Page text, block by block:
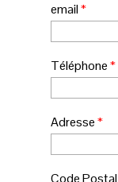
email*
Téléphone*
Adresse*
Code Postal